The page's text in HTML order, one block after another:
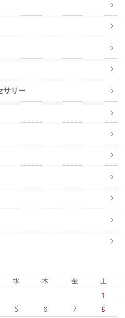
サリー
水 木 金
土
1
5 6 7
8